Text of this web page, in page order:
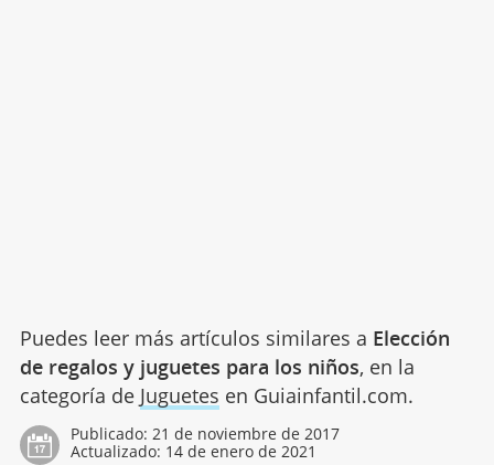
Puedes leer más artículos similares a Elección
de regalos y juguetes para los niños, en la
categoría de Juguetes en Guiainfantil.com.
Publicado: 21 de noviembre de 2017
Actualizado: 14 de enero de 2021